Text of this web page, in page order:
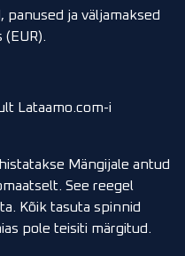
panused ja väljamaksed
Lataamo.com-i
Mängijale antud
See reegel
Kõik tasuta spinnid
pole teisiti märgitud.